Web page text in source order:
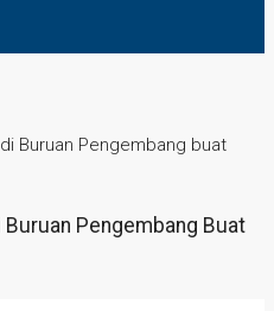
Buruan Pengembang buat
Pengembang Buat